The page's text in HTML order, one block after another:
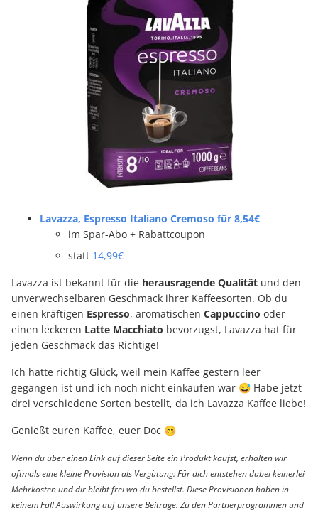
Lavazza, Espresso Italiano Cremoso für 8,54€
im Spar-Abo + Rabattcoupon
statt 14,99€
Lavazza ist bekannt für die herausragende Qualität und den
unverwechselbaren Geschmack ihrer Kaffeesorten. Ob du
einen kräftigen Espresso, aromatischen Cappuccino oder
einen leckeren Latte Macchiato bevorzugst, Lavazza hat für
jeden Geschmack das Richtige!
Ich hatte richtig Glück, weil mein Kaffee gestern leer
gegangen ist und ich noch nicht einkaufen war 😅 Habe jetzt
drei verschiedene Sorten bestellt, da ich Lavazza Kaffee liebe!
Genießt euren Kaffee, euer Doc 😊
Wenn du über einen Link auf dieser Seite ein Produkt kaufst, erhalten wir
oftmals eine kleine Provision als Vergütung. Für dich entstehen dabei keinerlei
Mehrkosten und dir bleibt frei wo du bestellst. Diese Provisionen haben in
keinem Fall Auswirkung auf unsere Beiträge. Zu den Partnerprogrammen und